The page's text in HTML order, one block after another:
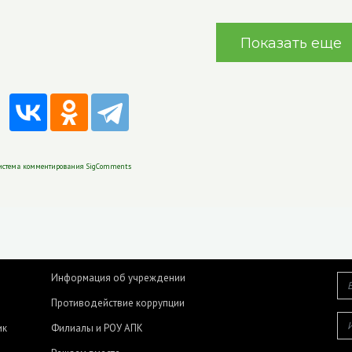
Показать еще
комментирования SigComments
Информация об учреждении
Противодействие коррупции
Филиалы и РОУ АПК